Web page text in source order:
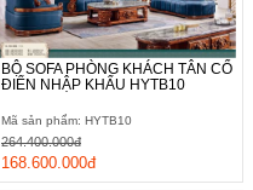
BỘ SOFA PHÒNG KHÁCH TÂN CỔ
ĐIỂN NHẬP KHẨU HYTB10
Mã sản phẩm: HYTB10
168.600.000đ
264.400.000đ